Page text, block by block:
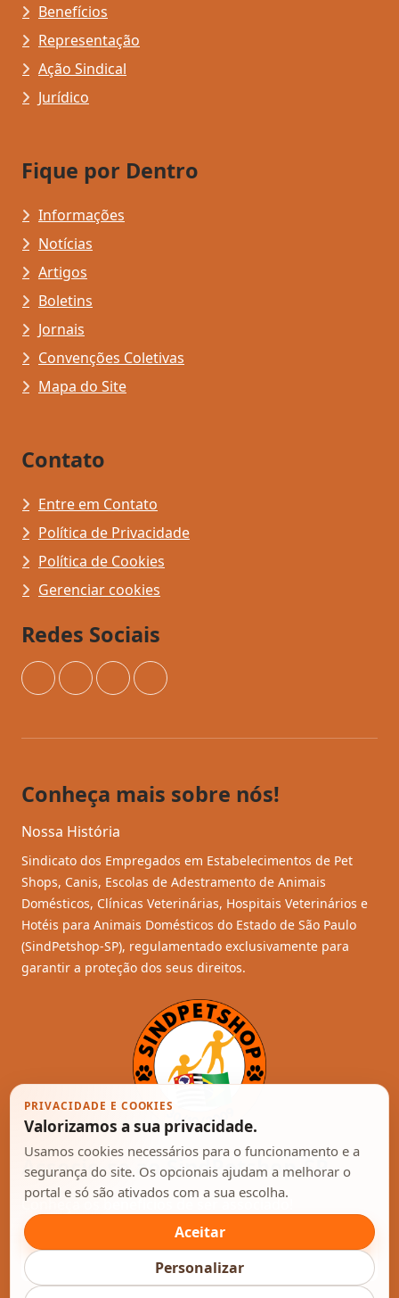
Benefícios
Representação
Ação Sindical
Jurídico
Fique por Dentro
Informações
Notícias
Artigos
Boletins
Jornais
Convenções Coletivas
Mapa do Site
Contato
Entre em Contato
Política de Privacidade
Política de Cookies
Gerenciar cookies
Redes Sociais
InstagramFacebookYouTubeTikTok
Conheça mais sobre nós!
Nossa História
Sindicato dos Empregados em Estabelecimentos de Pet
Shops, Canis, Escolas de Adestramento de Animais
Domésticos, Clínicas Veterinárias, Hospitais Veterinários e
Hotéis para Animais Domésticos do Estado de São Paulo
(SindPetshop-SP), regulamentado exclusivamente para
garantir a proteção dos seus direitos.
Associe-se ao SindPetshop-SP
Conheça os benefícios de ser associado!
Enviar
PRIVACIDADE E COOKIES
Valorizamos a sua privacidade.
Usamos cookies necessários para o funcionamento e a
segurança do site. Os opcionais ajudam a melhorar o
portal e só são ativados com a sua escolha.
Aceitar
Personalizar